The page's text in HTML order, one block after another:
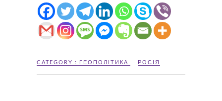
CATEGORY : ГЕОПОЛІТИКА РОСІЯ